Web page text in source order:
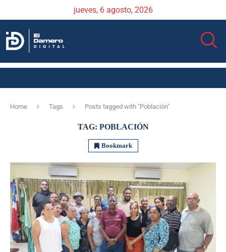
jueves, 6 agosto, 2026
Home Tags Posts tagged with "Población"
TAG: POBLACIÓN
Bookmark